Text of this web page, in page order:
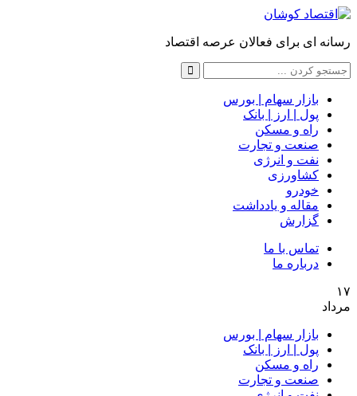
رسانه ای برای فعالان عرصه اقتصاد
بازار سهام | بورس
پول | ارز | بانک
راه و مسکن
صنعت و تجارت
نفت و انرژی
کشاورزی
خودرو
مقاله و یادداشت
گزارش
تماس با ما
درباره ما
۱۷
مرداد
بازار سهام | بورس
پول | ارز | بانک
راه و مسکن
صنعت و تجارت